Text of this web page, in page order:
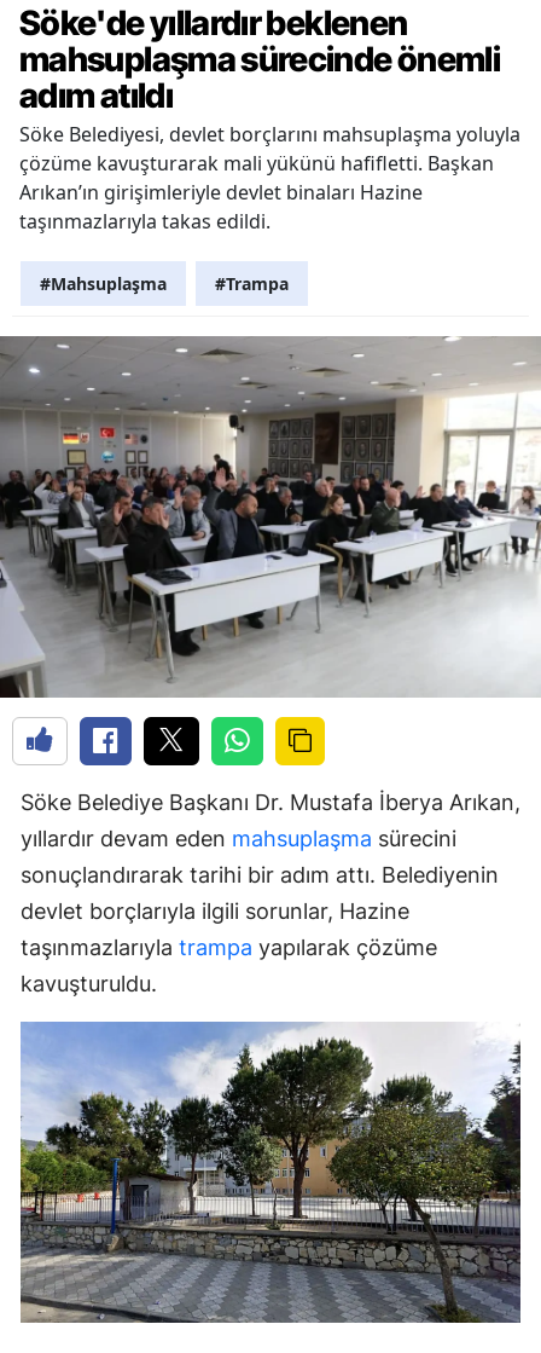
Söke'de yıllardır beklenen
mahsuplaşma sürecinde önemli
adım atıldı
Söke Belediyesi, devlet borçlarını mahsuplaşma yoluyla
çözüme kavuşturarak mali yükünü hafifletti. Başkan
Arıkan’ın girişimleriyle devlet binaları Hazine
taşınmazlarıyla takas edildi.
#Mahsuplaşma #Trampa
Söke Belediye Başkanı Dr. Mustafa İberya Arıkan,
yıllardır devam eden mahsuplaşma sürecini
sonuçlandırarak tarihi bir adım attı. Belediyenin
devlet borçlarıyla ilgili sorunlar, Hazine
taşınmazlarıyla trampa yapılarak çözüme
kavuşturuldu.